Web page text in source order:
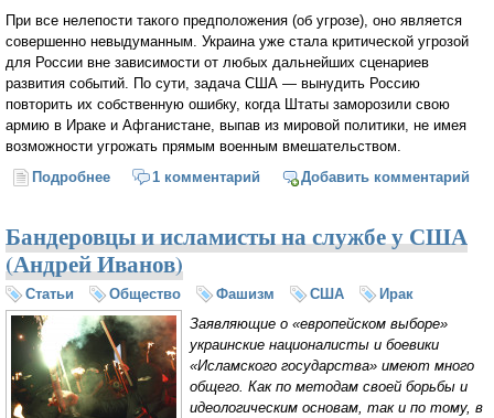
При все нелепости такого предположения (об угрозе), оно является
совершенно невыдуманным. Украина уже стала критической угрозой
для России вне зависимости от любых дальнейших сценариев
развития событий. По сути, задача США — вынудить Россию
повторить их собственную ошибку, когда Штаты заморозили свою
армию в Ираке и Афганистане, выпав из мировой политики, не имея
возможности угрожать прямым военным вмешательством.
Подробнее о Ирак и Украина — разница в подходах (Анатолий
1 комментарий Добавить комментарий
Бандеровцы и исламисты на службе у США
(Андрей Иванов)
Статьи Общество Фашизм США
Ирак
Заявляющие о «европейском выборе»
украинские националисты и боевики
«Исламского государства» имеют много
общего. Как по методам своей борьбы и
идеологическим основам, так и по тому, в